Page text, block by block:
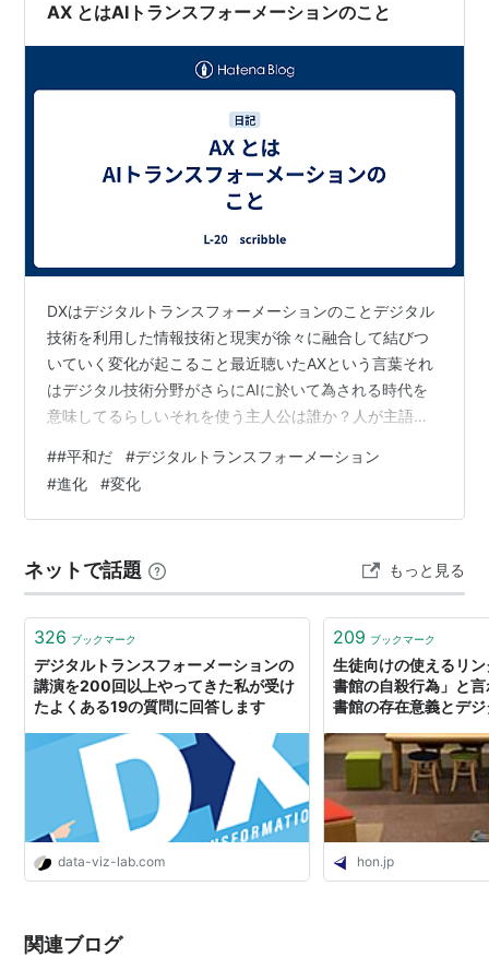
AX とはAIトランスフォーメーションのこと
DXはデジタルトランスフォーメーションのことデジタル
技術を利用した情報技術と現実が徐々に融合して結びつ
いていく変化が起こること最近聴いたAXという言葉それ
はデジタル技術分野がさらにAIに於いて為される時代を
意味してるらしいそれを使う主人公は誰か？人が主語で
ても人は必ず争いを伴うだったらAIに支配された方が平
和だしかし残念ながら、そこに於いても人は必ず反乱を
起こすだろう最終的には人の存在こそが争いの頑脅とな
##平和だ #デジタルトランスフォーメーション
#進化 #変化
ネットで話題 もっと見る
326 ブックマーク
デジタルトランスフォーメーションの
講演を200回以上やってきた私が受け
たよくある19の質問に回答します
data-viz-lab.com
209 ブックマーク
生徒向けの使えるリ
書館の自殺行為」と
書館の存在意義とデ
News Blog
hon.jp
関連ブログ